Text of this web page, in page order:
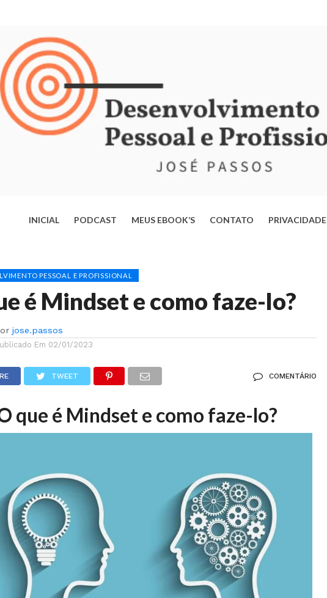
INICIAL PODCAST MEUS EBOOK’S CONTATO PRIVACIDADE
VIDA E ALCANÇAR SEU POTENCIAL
PESSOAL E PROFISSIONAL
é Mindset e como faze-lo?
jose.passos
Em 02/01/2023
TWEET COMENTÁRIO
que é Mindset e como faze-lo?